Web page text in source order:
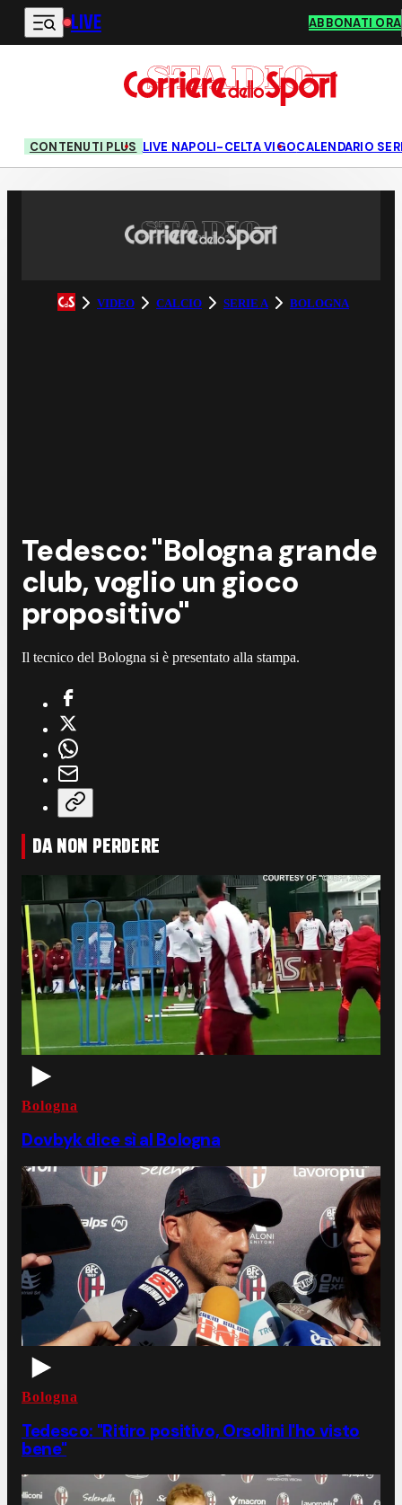
Vai al contenuto principale
LIVE ABBONATI ORA
CONTENUTI PLUS LIVE NAPOLI-CELTA VIGOCALENDARIO
VIDEO CALCIO SERIE A BOLOGNA
Tedesco: "Bologna grande
club, voglio un gioco
propositivo"
Il tecnico del Bologna si è presentato alla stampa.
DA NON PERDERE
Bologna
Dovbyk dice sì al Bologna
Bologna
Tedesco: "Ritiro positivo, Orsolini l'ho visto
bene"